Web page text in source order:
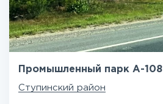
Промышленный парк А-108
Ступинский район